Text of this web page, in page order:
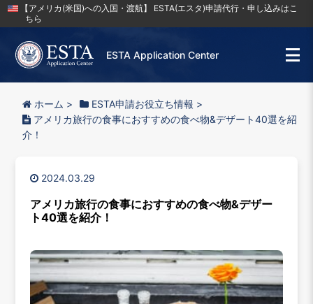
【アメリカ(米国)への入国・渡航】 ESTA(エスタ)申請代行・申し込みはこ
ちら
ESTA Application Center
ホーム > ESTA申請お役立ち情報 >
アメリカ旅行の食事におすすめの食べ物&デザート40選を紹
介！
2024.03.29
アメリカ旅行の食事におすすめの食べ物&デザー
ト40選を紹介！